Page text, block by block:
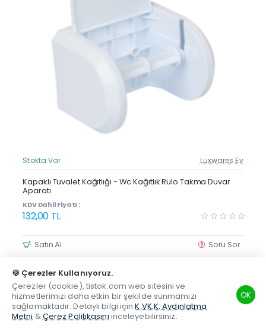
TSM Hesabım Whatsapp Telefon Beğenilen
🍪 Çerezler Kullanıyoruz.
Çerezler (cookie), tistok.com web sitesini ve
hizmetlerimizi daha etkin bir şekilde sunmamızı
sağlamaktadır. Detaylı bilgi içinK.VK.K. Aydınlatma
Metni &Çerez Politikasını inceleyebilirsiniz.
OK
Güncel Fiyat
Yeni Ürün
Stokta Var Luxwares Ev
Kapaklı Tuvalet Kağıtlığı - Wc Kağıtlık Rulo Takma Duvar
Aparatı
KDV Dahil Fiyatı :
132,00 TL
Satın Al Soru Sor
Menhol Rögar